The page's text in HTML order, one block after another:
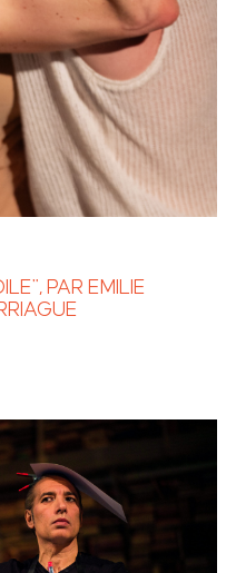
PAR EMILIE